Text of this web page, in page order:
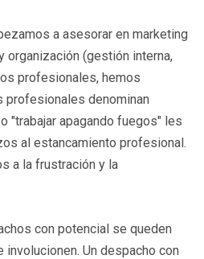
a asesorar en marketing
organización (gestión interna,
profesionales, hemos
profesionales denominan
"trabajar apagando fuegos" les
al estancamiento profesional.
a la frustración y la
con potencial se queden
Un despacho con